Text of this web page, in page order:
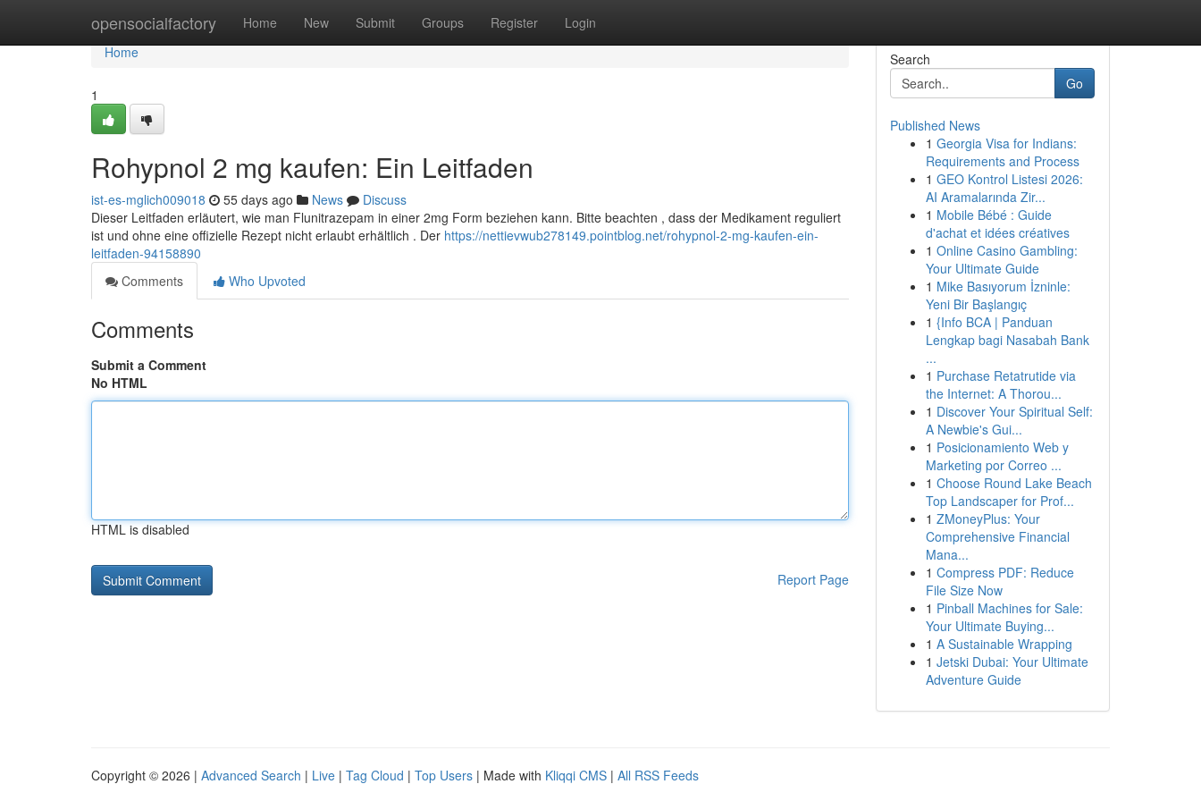
opensocialfactory Home New Submit Groups Register Login
Home
Home
1
Rohypnol 2 mg kaufen: Ein Leitfaden
ist-es-mglich009018 55 days ago News
Discuss
Dieser Leitfaden erläutert, wie man Flunitrazepam in einer 2mg Form beziehen kann. Bitte beachten , dass der Medikament reguliert
ist und ohne eine offizielle Rezept nicht erlaubt erhältlich . Der https://nettievwub278149.pointblog.net/rohypnol-2-mg-kaufen-ein-
leitfaden-94158890
Comments
Who Upvoted
Comments
Submit a Comment
No HTML
HTML is disabled
Report Page
Search
Go
Published News
1 Georgia Visa for Indians:
Requirements and Process
1 GEO Kontrol Listesi 2026:
AI Aramalarında Zir...
1 Mobile Bébé : Guide
d'achat et idées créatives
1 Online Casino Gambling:
Your Ultimate Guide
1 Mike Basıyorum İzninle:
Yeni Bir Başlangıç
1 {Info BCA | Panduan
Lengkap bagi Nasabah Bank
...
1 Purchase Retatrutide via
the Internet: A Thorou...
1 Discover Your Spiritual Self:
A Newbie's Gui...
1 Posicionamiento Web y
Marketing por Correo ...
1 Choose Round Lake Beach
Top Landscaper for Prof...
1 ZMoneyPlus: Your
Comprehensive Financial
Mana...
1 Compress PDF: Reduce
File Size Now
1 Pinball Machines for Sale:
Your Ultimate Buying...
1 A Sustainable Wrapping
1 Jetski Dubai: Your Ultimate
Adventure Guide
Copyright © 2026 | Advanced Search | Live | Tag Cloud | Top Users | Made with Kliqqi CMS | All RSS Feeds